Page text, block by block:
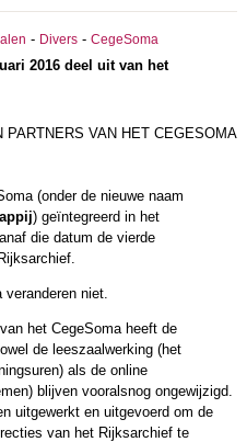
- Divers- CegeSoma
2016 deel uit van het
VAN HET CEGESOMA
(onder de nieuwe naam
) geïntegreerd in het
die datum de vierde
niet.
het CegeSoma heeft de
de leeszaalwerking (het
als de online
blijven vooralsnog ongewijzigd.
uitgewerkt en uitgevoerd om de
van het Rijksarchief te